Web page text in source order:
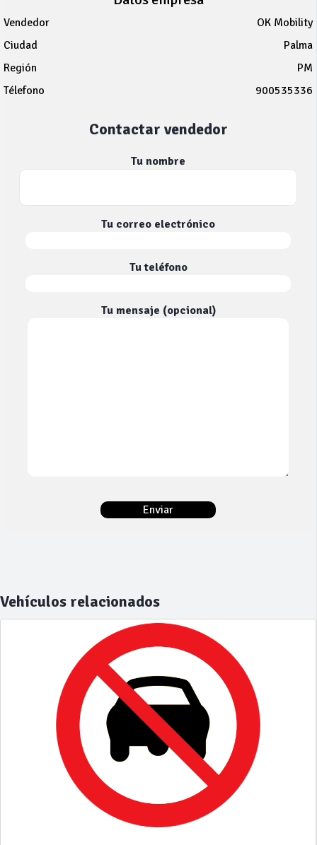
Vendedor
OK Mobility
Ciudad
Palma
Región
PM
Télefono
900535336
Contactar vendedor
Tu nombre
Tu correo electrónico
Tu teléfono
Tu mensaje (opcional)
Vehículos relacionados